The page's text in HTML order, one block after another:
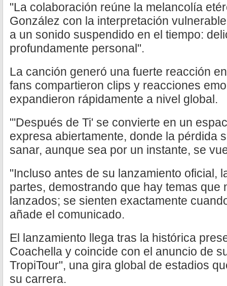
"La colaboración reúne la melancolía
González con la interpretación
a un sonido suspendido en el tiempo:
profundamente personal".
La canción generó una fuerte reacción
fans compartieron clips y reacciones
expandieron rápidamente a nivel global.
"'Después de Ti' se convierte en un
expresa abiertamente, donde la pérdida
sanar, aunque sea por un instante, se
"Incluso antes de su lanzamiento oficial,
partes, demostrando que hay temas que
lanzados; se sienten exactamente
añade el comunicado.
El lanzamiento llega tras la histórica
Coachella y coincide con el anuncio de
TropiTour", una gira global de estadios
su carrera.